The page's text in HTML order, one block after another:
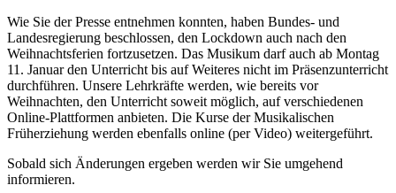
Wie Sie der Presse entnehmen konnten, haben Bundes- und
Landesregierung beschlossen, den Lockdown auch nach den
Weihnachtsferien fortzusetzen. Das Musikum darf auch ab Montag
11. Januar den Unterricht bis auf Weiteres nicht im Präsenzunterricht
durchführen. Unsere Lehrkräfte werden, wie bereits vor
Weihnachten, den Unterricht soweit möglich, auf verschiedenen
Online-Plattformen anbieten. Die Kurse der Musikalischen
Früherziehung werden ebenfalls online (per Video) weitergeführt.
Sobald sich Änderungen ergeben werden wir Sie umgehend
informieren.